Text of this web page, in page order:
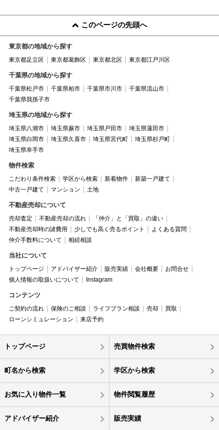
このページの先頭へ
東京都の地域から探す
東京都足立区 東京都葛飾区 東京都北区 東京都江戸川区
千葉県の地域から探す
千葉県松戸市 千葉県柏市 千葉県市川市
千葉県流山市
千葉県我孫子市
埼玉県の地域から探す
埼玉県八潮市 埼玉県蕨市 埼玉県戸田市
埼玉県蓮田市
埼玉県白岡市
埼玉県久喜市 埼玉県宮代町
埼玉県杉戸町
埼玉県幸手市
物件検索
こだわり条件検索 学区から検索 新着物件
新築一戸建て
中古一戸建て
マンション 土地
不動産売却について
売却査定 不動産売却の流れ
「仲介」と「買取」の違い
不動産売却時の諸費用
少しでも高く売るポイント
よくある質問
仲介手数料について
相続相談
当社について
トップページ アドバイザー紹介 販売実績 会社概要
お問合せ
個人情報の取扱いについて
Instagram
コンテンツ
ご契約の流れ 保険のご相談 ライフプラン相談 売却
買取
ローンシミュレーション
来店予約
トップページ 売買物件検索
町名から検索 学区から検索
お気に入り物件一覧 物件閲覧履歴
アドバイザー紹介 販売実績